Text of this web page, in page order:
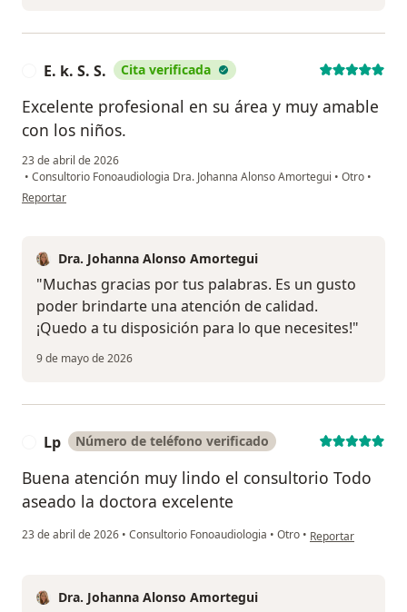
E. k. S. S. Cita verificada
Excelente profesional en su área y muy amable
con los niños.
23 de abril de 2026
• Consultorio Fonoaudiologia Dra. Johanna Alonso Amortegui • Otro •
en opinión del usuario E. k. S. S.
Reportar
Dra. Johanna Alonso Amortegui
"Muchas gracias por tus palabras. Es un gusto
poder brindarte una atención de calidad.
¡Quedo a tu disposición para lo que necesites!"
9 de mayo de 2026
Lp Número de teléfono verificado
Buena atención muy lindo el consultorio Todo
aseado la doctora excelente
23 de abril de 2026 • Consultorio Fonoaudiologia • Otro • en opinión del
Reportar
Dra. Johanna Alonso Amortegui